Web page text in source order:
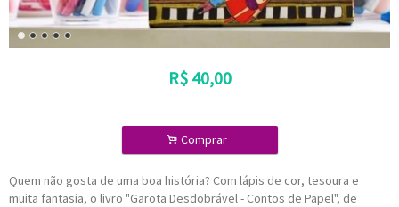
R$ 40,00
. Comprar
Quem não gosta de uma boa história? Com lápis de cor, tesoura e
muita fantasia, o livro "Garota Desdobrável - Contos de Papel", de